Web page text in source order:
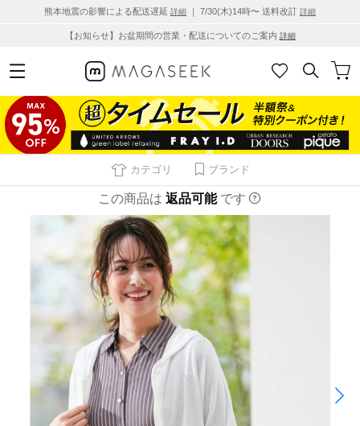
熊本地震の影響による配送遅延 詳細 ｜ 7/30(木)14時〜 送料改訂 詳細
【お知らせ】お盆期間の営業・配送についてのご案内 詳細
カテゴリ ブランド
この商品は 返品可能 です